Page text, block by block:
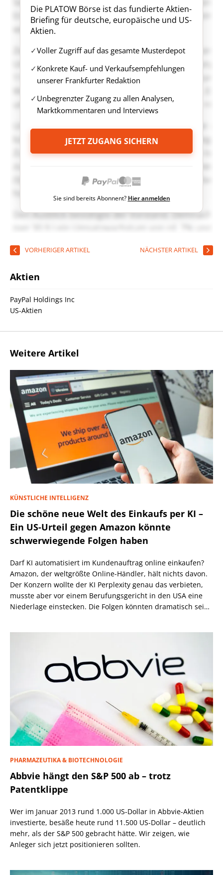
Die PLATOW Börse ist das fundierte Aktien-
Briefing für deutsche, europäische und US-
Aktien.
Voller Zugriff auf das gesamte Musterdepot
Konkrete Kauf- und Verkaufsempfehlungen
unserer Frankfurter Redaktion
Unbegrenzter Zugang zu allen Analysen,
Marktkommentaren und Interviews
JETZT ZUGANG SICHERN
Sie sind bereits Abonnent? Hier anmelden
VORHERIGER ARTIKEL NÄCHSTER ARTIKEL
Aktien
PayPal Holdings Inc
US-Aktien
Weitere Artikel
KÜNSTLICHE INTELLIGENZ
Die schöne neue Welt des Einkaufs per KI –
Ein US-Urteil gegen Amazon könnte
schwerwiegende Folgen haben
Darf KI automatisiert im Kundenauftrag online einkaufen?
Amazon, der weltgrößte Online-Händler, hält nichts davon.
Der Konzern wollte der KI Perplexity genau das verbieten,
musste aber vor einem Berufungsgericht in den USA eine
Niederlage einstecken. Die Folgen könnten dramatisch sein,
PHARMAZEUTIKA & BIOTECHNOLOGIE
Abbvie hängt den S&P 500 ab – trotz
Patentklippe
Wer im Januar 2013 rund 1.000 US-Dollar in Abbvie-Aktien
investierte, besäße heute rund 11.500 US-Dollar – deutlich
mehr, als der S&P 500 gebracht hätte. Wir zeigen, wie
Anleger sich jetzt positionieren sollten.